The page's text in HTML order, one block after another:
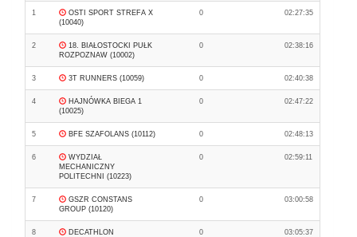
1
OSTI SPORT STREFA X
(10040)
0 02:27:35
2
18. BIAŁOSTOCKI PUŁK
ROZPOZNAW (10002)
0 02:38:16
3 3T RUNNERS (10059) 0 02:40:38
4
HAJNÓWKA BIEGA 1
(10025)
0 02:47:22
5 BFE SZAFOLANS (10112) 0 02:48:13
6
WYDZIAŁ
MECHANICZNY
POLITECHNI (10223)
0 02:59:11
7
GSZR CONSTANS
GROUP (10120)
0 03:00:58
8
DECATHLON
0 03:05:37